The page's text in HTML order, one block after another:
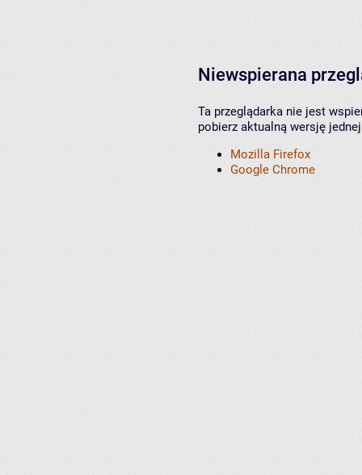
Niewspierana
Ta przeglądarka nie jest
pobierz aktualną wersję
Mozilla Firefox
Google Chrome